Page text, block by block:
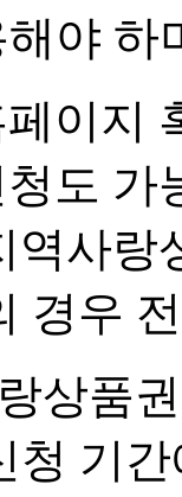
야
이지
도 가
역사랑
경우
상품
청 기